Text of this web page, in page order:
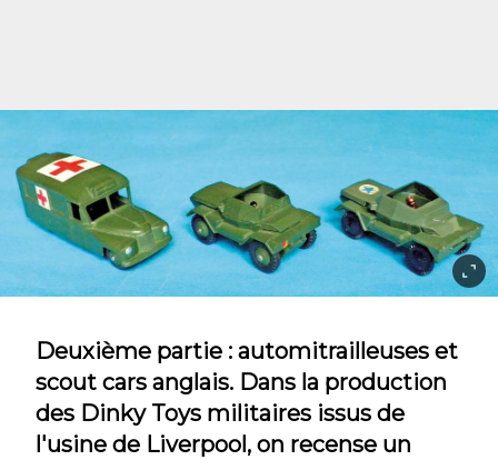
Deuxième partie : automitrailleuses et
scout cars anglais. Dans la production
des Dinky Toys militaires issus de
l'usine de Liverpool, on recense un